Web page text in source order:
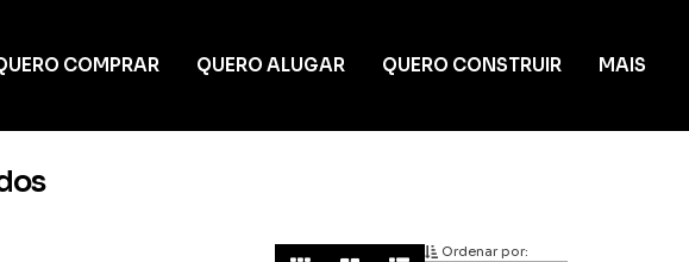
MAIS
QUERO CONSTRUIR
QUERO ALUGAR
COMPRAR
Ordenar por: